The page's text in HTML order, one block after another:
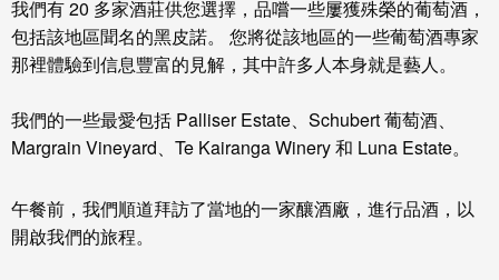
我們有 20 多家酒莊供您選擇，品嚐一些屢獲殊榮的葡萄酒，
包括該地區聞名的黑皮諾。 您將從該地區的一些葡萄酒專家
那裡體驗到信息豐富的見解，其中許多人本身就是藝人。
我們的一些最愛包括 Palliser Estate、Schubert 葡萄酒、
Margrain Vineyard、Te Kairanga Winery 和 Luna Estate。
午餐前，我們順道拜訪了當地的一家釀酒廠，進行品酒，以
開啟我們的旅程。